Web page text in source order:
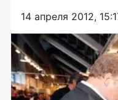
14 апреля 2012,